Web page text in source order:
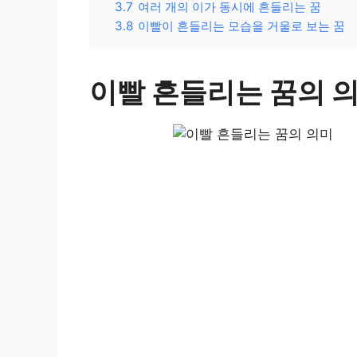
3.7 여러 개의 이가 동시에 흔들리는 꿈
3.8 이빨이 흔들리는 모습을 거울로 보는 꿈
이빨 흔들리는 꿈의